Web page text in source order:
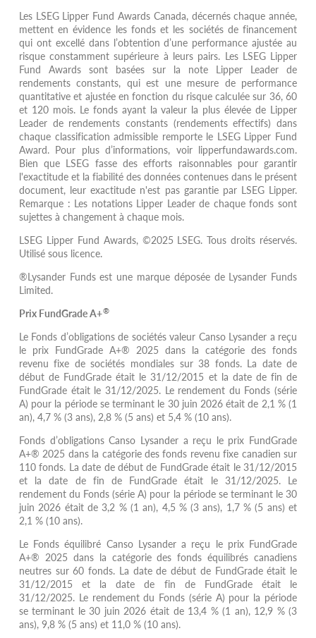
Les LSEG Lipper Fund Awards Canada, décernés chaque année,
mettent en évidence les fonds et les sociétés de financement
qui ont excellé dans l’obtention d’une performance ajustée au
risque constamment supérieure à leurs pairs. Les LSEG Lipper
Fund Awards sont basées sur la note Lipper Leader de
rendements constants, qui est une mesure de performance
quantitative et ajustée en fonction du risque calculée sur 36, 60
et 120 mois. Le fonds ayant la valeur la plus élevée de Lipper
Leader de rendements constants (rendements effectifs) dans
chaque classification admissible remporte le LSEG Lipper Fund
Award. Pour plus d’informations, voir lipperfundawards.com.
Bien que LSEG fasse des efforts raisonnables pour garantir
l'exactitude et la fiabilité des données contenues dans le présent
document, leur exactitude n'est pas garantie par LSEG Lipper.
Remarque : Les notations Lipper Leader de chaque fonds sont
sujettes à changement à chaque mois.
LSEG Lipper Fund Awards, ©2025 LSEG. Tous droits réservés.
Utilisé sous licence.
®Lysander Funds est une marque déposée de Lysander Funds
Limited.
Prix FundGrade A+®
Le Fonds d’obligations de sociétés valeur Canso Lysander a reçu
le prix FundGrade A+® 2025 dans la catégorie des fonds
revenu fixe de sociétés mondiales sur 38 fonds. La date de
début de FundGrade était le 31/12/2015 et la date de fin de
FundGrade était le 31/12/2025. Le rendement du Fonds (série
A) pour la période se terminant le 30 juin 2026 était de 2,1 % (1
an), 4,7 % (3 ans), 2,8 % (5 ans) et 5,4 % (10 ans).
Fonds d’obligations Canso Lysander a reçu le prix FundGrade
A+® 2025 dans la catégorie des fonds revenu fixe canadien sur
110 fonds. La date de début de FundGrade était le 31/12/2015
et la date de fin de FundGrade était le 31/12/2025. Le
rendement du Fonds (série A) pour la période se terminant le 30
juin 2026 était de 3,2 % (1 an), 4,5 % (3 ans), 1,7 % (5 ans) et
2,1 % (10 ans).
Le Fonds équilibré Canso Lysander a reçu le prix FundGrade
A+® 2025 dans la catégorie des fonds équilibrés canadiens
neutres sur 60 fonds. La date de début de FundGrade était le
31/12/2015 et la date de fin de FundGrade était le
31/12/2025. Le rendement du Fonds (série A) pour la période
se terminant le 30 juin 2026 était de 13,4 % (1 an), 12,9 % (3
ans), 9,8 % (5 ans) et 11,0 % (10 ans).